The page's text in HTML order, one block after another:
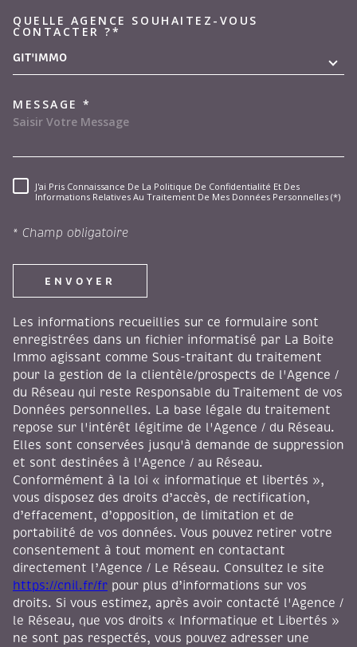
QUELLE AGENCE SOUHAITEZ-VOUS
CONTACTER ?*
GIT'IMMO
MESSAGE *
RÈGLEMENTATION
J'ai Pris Connaissance De La Politique De Confidentialité Et Des
Informations Relatives Au Traitement De Mes Données Personnelles (*)
* Champ obligatoire
ENVOYER
Les informations recueillies sur ce formulaire sont
enregistrées dans un fichier informatisé par La Boite
Immo agissant comme Sous-traitant du traitement
pour la gestion de la clientèle/prospects de l'Agence /
du Réseau qui reste Responsable du Traitement de vos
Données personnelles. La base légale du traitement
repose sur l'intérêt légitime de l'Agence / du Réseau.
Elles sont conservées jusqu'à demande de suppression
et sont destinées à l'Agence / au Réseau.
Conformément à la loi « informatique et libertés »,
vous disposez des droits d’accès, de rectification,
d’effacement, d’opposition, de limitation et de
portabilité de vos données. Vous pouvez retirer votre
consentement à tout moment en contactant
directement l’Agence / Le Réseau. Consultez le site
https://cnil.fr/fr pour plus d’informations sur vos
droits. Si vous estimez, après avoir contacté l'Agence /
le Réseau, que vos droits « Informatique et Libertés »
ne sont pas respectés, vous pouvez adresser une